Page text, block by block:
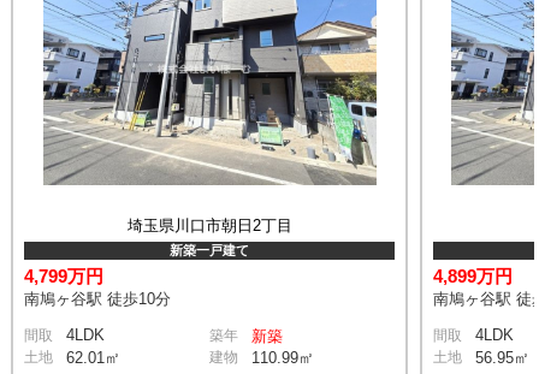
埼玉県川口市朝日2丁目
新築一戸建て
4,799万円
南鳩ヶ谷駅 徒歩10分
間取 4LDK 築年 新築
土地 62.01㎡ 建物 110.99㎡
4,899万円
南鳩ヶ谷駅 徒
間取 4LDK
土地 56.95㎡